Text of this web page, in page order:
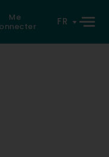
Me
FR